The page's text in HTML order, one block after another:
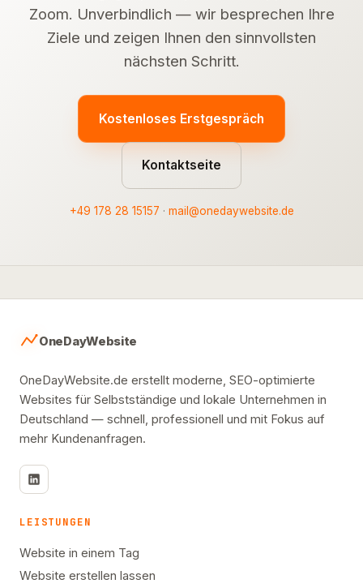
Zoom. Unverbindlich — wir besprechen Ihre
Ziele und zeigen Ihnen den sinnvollsten
nächsten Schritt.
Kostenloses Erstgespräch
Kontaktseite
+49 178 28 15157 · mail@onedaywebsite.de
OneDayWebsite
OneDayWebsite.de erstellt moderne, SEO-optimierte
Websites für Selbstständige und lokale Unternehmen in
Deutschland — schnell, professionell und mit Fokus auf
mehr Kundenanfragen.
LEISTUNGEN
Website in einem Tag
Website erstellen lassen